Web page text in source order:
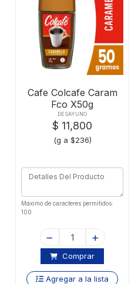
Cafe Colcafe Caram
Fco X50g
DESAYUNO
$ 11,800
(g a $236)
Maximo de caracteres permitidos:
100
Comprar
Agregar a la lista